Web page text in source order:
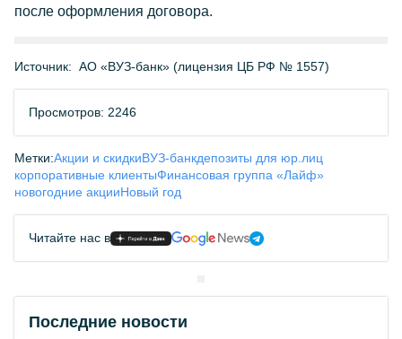
после оформления договора.
Источник: АО «ВУЗ-банк» (лицензия ЦБ РФ № 1557)
Просмотров: 2246
Метки:Акции и скидкиВУЗ-банкдепозиты для юр.лиц
корпоративные клиентыФинансовая группа «Лайф»
новогодние акцииНовый год
Читайте нас в
Последние новости